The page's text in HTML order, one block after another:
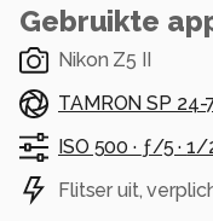
Gebruikte
Nikon Z5 II
TAMRON SP
ISO 500 · ƒ/5 ·1/
Flitser uit,